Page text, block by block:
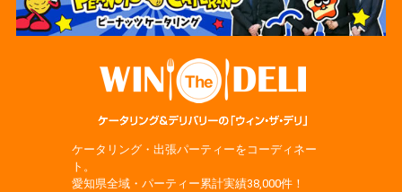
ケータリング・出張パーティーをコーディネー
ト。
愛知県全域・パーティー累計実績38,000件！